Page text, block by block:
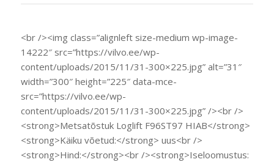
<br /><img class=”alignleft size-medium wp-image-
14222″ src=”https://vilvo.ee/wp-
content/uploads/2015/11/31-300×225.jpg” alt=”31″
width=”300″ height=”225″ data-mce-
src=”https://vilvo.ee/wp-
content/uploads/2015/11/31-300×225.jpg” /><br />
<strong>Metsatõstuk Loglift F96ST97 HIAB</strong>
<strong>Käiku võetud:</strong> uus<br />
<strong>Hind:</strong><br /><strong>Iseloomustus: